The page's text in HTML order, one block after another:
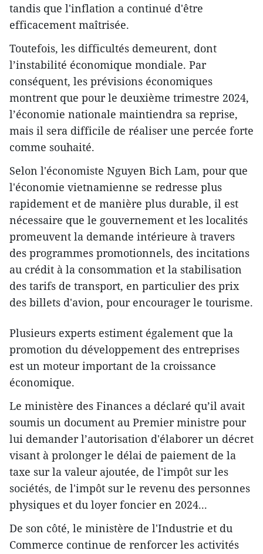
tandis que l'inflation a continué d'être
efficacement maîtrisée.
Toutefois, les difficultés demeurent, dont
l’instabilité économique mondiale. Par
conséquent, les prévisions économiques
montrent que pour le deuxième trimestre 2024,
l’économie nationale maintiendra sa reprise,
mais il sera difficile de réaliser une percée forte
comme souhaité.
Selon l'économiste Nguyen Bich Lam, pour que
l'économie vietnamienne se redresse plus
rapidement et de manière plus durable, il est
nécessaire que le gouvernement et les localités
promeuvent la demande intérieure à travers
des programmes promotionnels, des incitations
au crédit à la consommation et la stabilisation
des tarifs de transport, en particulier des prix
des billets d'avion, pour encourager le tourisme.
Plusieurs experts estiment également que la
promotion du développement des entreprises
est un moteur important de la croissance
économique.
Le ministère des Finances a déclaré qu’il avait
soumis un document au Premier ministre pour
lui demander l’autorisation d'élaborer un décret
visant à prolonger le délai de paiement de la
taxe sur la valeur ajoutée, de l'impôt sur les
sociétés, de l'impôt sur le revenu des personnes
physiques et du loyer foncier en 2024...
De son côté, le ministère de l'Industrie et du
Commerce continue de renforcer les activités